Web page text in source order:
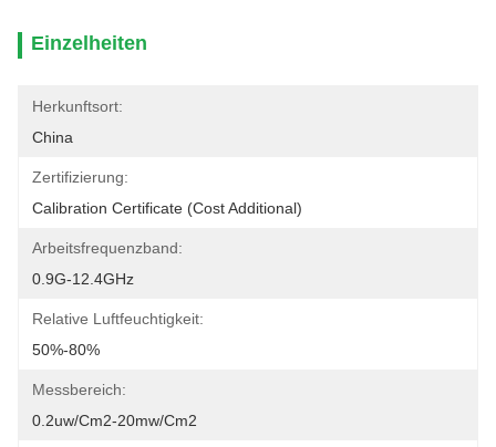
Einzelheiten
Herkunftsort:
China
Zertifizierung:
Calibration Certificate (Cost Additional)
Arbeitsfrequenzband:
0.9G-12.4GHz
Relative Luftfeuchtigkeit:
50%-80%
Messbereich:
0.2uw/cm2-20mw/cm2